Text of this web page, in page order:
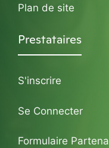
Plan de site
Prestataires
S'inscrire
Se Connecter
Formulaire